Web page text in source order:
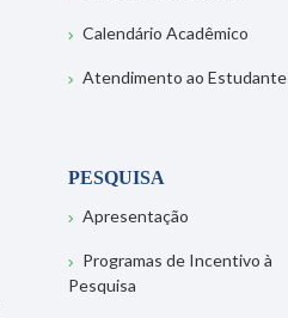
Calendário Acadêmico
Atendimento ao Estudante
PESQUISA
Apresentação
Programas de Incentivo à
Pesquisa